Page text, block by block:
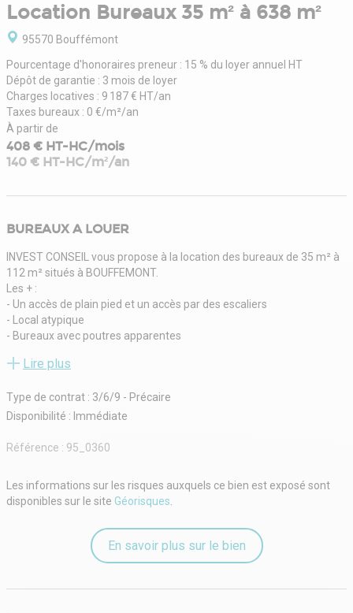
Location Bureaux 35 m² à 638 m²
95570 Bouffémont
Pourcentage d'honoraires preneur : 15 % du loyer annuel HT
Dépôt de garantie : 3 mois de loyer
Charges locatives : 9 187 € HT/an
Taxes bureaux : 0 €/m²/an
À partir de
408 € HT-HC/mois
140 € HT-HC/m²/an
BUREAUX A LOUER
INVEST CONSEIL vous propose à la location des bureaux de 35 m² à
112 m² situés à BOUFFEMONT.
Les + :
- Un accès de plain pied et un accès par des escaliers
- Local atypique
- Bureaux avec poutres apparentes
- Accès 24h/24 et 7j/7
- Proche N1/A16/N104
- Parkings
- Fiscalité : TVA
- Dépôt de garantie : 3 mois HT/HC
- Loyers et charges : Mensuels et d'avance
Lire plus
Type de contrat : 3/6/9 - Précaire
Disponibilité : Immédiate
Référence : 95_0360
Les informations sur les risques auxquels ce bien est exposé sont
disponibles sur le site Géorisques.
En savoir plus sur le bien